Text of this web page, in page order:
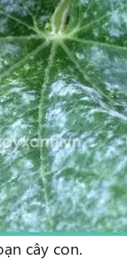
cây con.